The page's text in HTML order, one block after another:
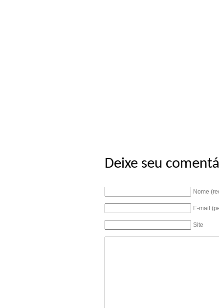
Deixe seu
Nome
E-mail
Site